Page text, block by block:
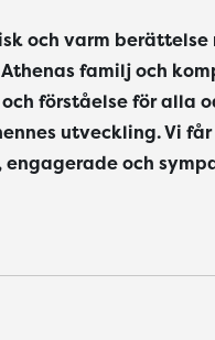
och varm
familj och
förståelse för alla
utveckling. Vi
och